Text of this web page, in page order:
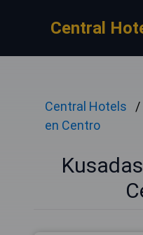
Central
Central Hotels
en Centro